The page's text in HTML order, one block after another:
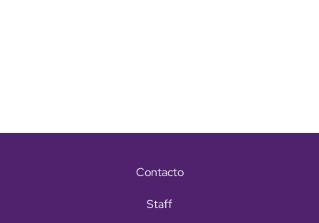
Contacto
Staff